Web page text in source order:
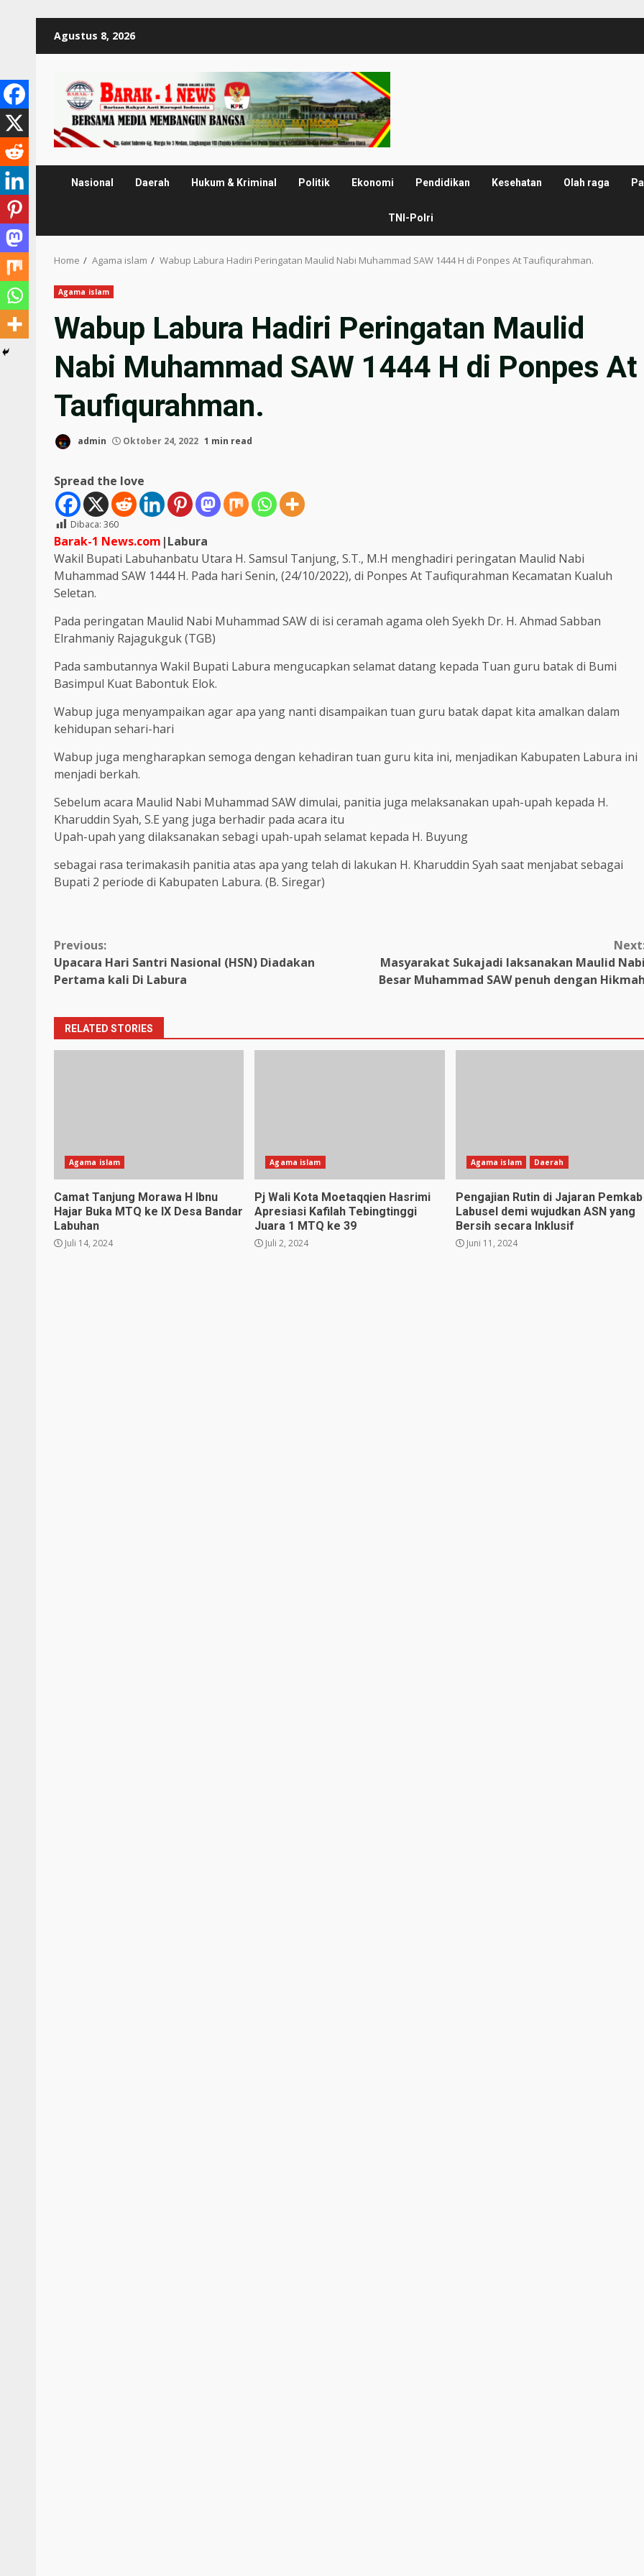
Agustus 8, 2026
Nasional Daerah Hukum & Kriminal Politik Ekonomi Pendidikan Kesehatan Olah raga
TNI-Polri
Home Agama islam Wabup Labura Hadiri Peringatan Maulid Nabi Muhammad SAW 1444 H di Ponpes At Taufiqurahman.
Agama islam
Wabup Labura Hadiri Peringatan Maulid
Nabi Muhammad SAW 1444 H di Ponpes At
Taufiqurahman.
admin Oktober 24, 2022 1 min read
Spread the love
Dibaca: 360
Barak-1 News.com |Labura
Wakil Bupati Labuhanbatu Utara H. Samsul Tanjung, S.T., M.H menghadiri peringatan Maulid Nabi
Muhammad SAW 1444 H. Pada hari Senin, (24/10/2022), di Ponpes At Taufiqurahman Kecamatan Kualuh
Seletan.
Pada peringatan Maulid Nabi Muhammad SAW di isi ceramah agama oleh Syekh Dr. H. Ahmad Sabban
Elrahmaniy Rajagukguk (TGB)
Pada sambutannya Wakil Bupati Labura mengucapkan selamat datang kepada Tuan guru batak di Bumi
Basimpul Kuat Babontuk Elok.
Wabup juga menyampaikan agar apa yang nanti disampaikan tuan guru batak dapat kita amalkan dalam
kehidupan sehari-hari
Wabup juga mengharapkan semoga dengan kehadiran tuan guru kita ini, menjadikan Kabupaten Labura ini
menjadi berkah.
Sebelum acara Maulid Nabi Muhammad SAW dimulai, panitia juga melaksanakan upah-upah kepada H.
Kharuddin Syah, S.E yang juga berhadir pada acara itu
Upah-upah yang dilaksanakan sebagi upah-upah selamat kepada H. Buyung
sebagai rasa terimakasih panitia atas apa yang telah di lakukan H. Kharuddin Syah saat menjabat sebagai
Bupati 2 periode di Kabupaten Labura. (B. Siregar)
Continue
Reading
Previous:
Upacara Hari Santri Nasional (HSN) Diadakan
Pertama kali Di Labura
Masyarakat Sukajadi laksanakan Maulid
Besar Muhammad SAW penuh dengan
RELATED STORIES
Agama islam
Camat Tanjung Morawa H Ibnu
Hajar Buka MTQ ke IX Desa Bandar
Labuhan
Juli 14, 2024
Agama islam
Pj Wali Kota Moetaqqien Hasrimi
Apresiasi Kafilah Tebingtinggi
Juara 1 MTQ ke 39
Juli 2, 2024
Agama islam Daerah
Pengajian Rutin di Jajaran Pemkab
Labusel demi wujudkan ASN yang
Bersih secara Inklusif
Juni 11, 2024